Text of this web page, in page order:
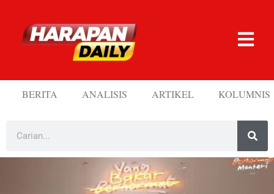
BERITA ANALISIS ARTIKEL KOLUMNIS